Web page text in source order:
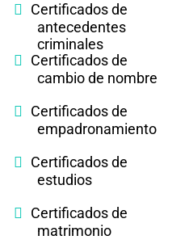
Certificados de
antecedentes
criminales
Certificados de
cambio de nombre
Certificados de
empadronamiento
Certificados de
estudios
Certificados de
matrimonio